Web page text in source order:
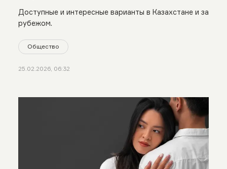
Доступные и интересные варианты в Казахстане и за
рубежом.
Общество
25.02.2026, 06:32